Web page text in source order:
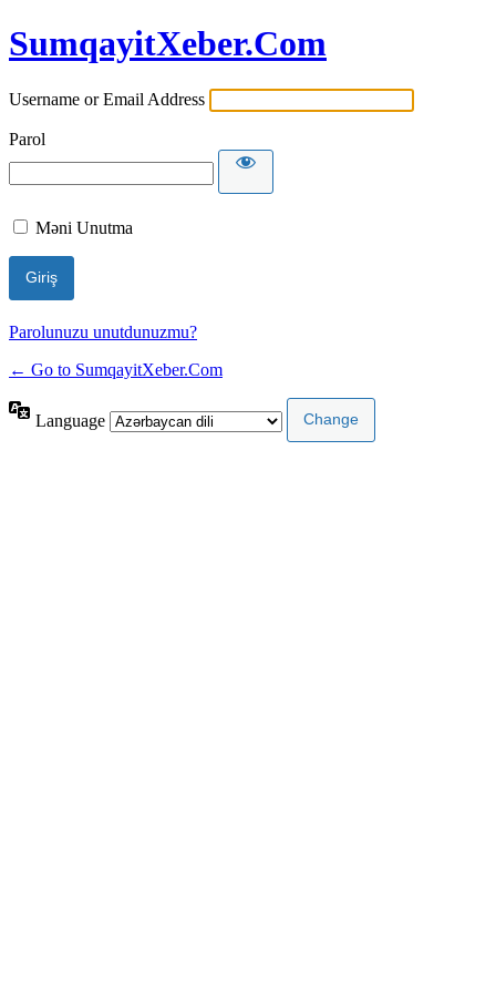
SumqayitXeber.Com
Username or Email Address
Parol
Məni Unutma
Parolunuzu unutdunuzmu?
← Go to SumqayitXeber.Com
Language